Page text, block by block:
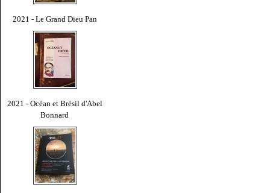
2021 - Le Grand Dieu Pan
2021 - Océan et Brésil d'Abel
Bonnard